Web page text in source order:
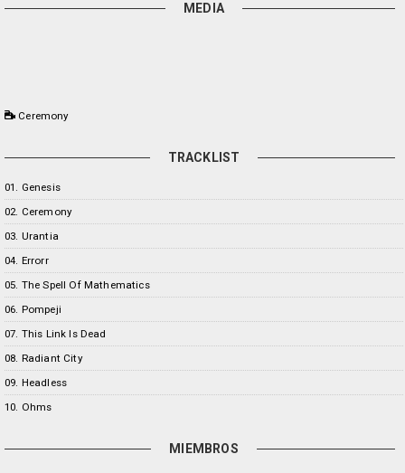
MEDIA
Ceremony
TRACKLIST
01. Genesis
02. Ceremony
03. Urantia
04. Errorr
05. The Spell Of Mathematics
06. Pompeji
07. This Link Is Dead
08. Radiant City
09. Headless
10. Ohms
MIEMBROS